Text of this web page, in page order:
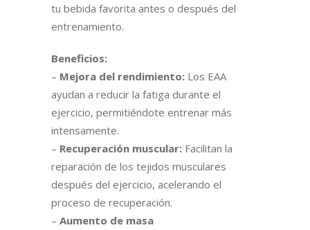
tu bebida favorita antes o después del
entrenamiento.
Beneficios:
– Mejora del rendimiento: Los EAA
ayudan a reducir la fatiga durante el
ejercicio, permitiéndote entrenar más
intensamente.
– Recuperación muscular: Facilitan la
reparación de los tejidos musculares
después del ejercicio, acelerando el
proceso de recuperación.
– Aumento de masa